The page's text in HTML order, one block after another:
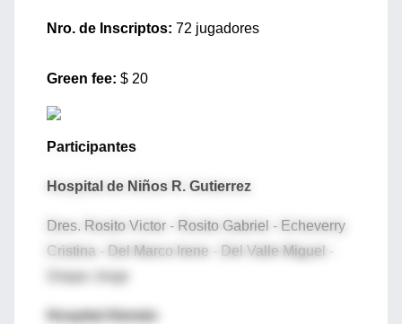
Nro. de Inscriptos: 72 jugadores
Green fee: $ 20
Participantes
Hospital de Niños R. Gutierrez
Dres. Rosito Victor - Rosito Gabriel - Echeverry
Cristina - Del Marco Irene - Del Valle Miguel -
Grippo Jorge
Hospital Alemán